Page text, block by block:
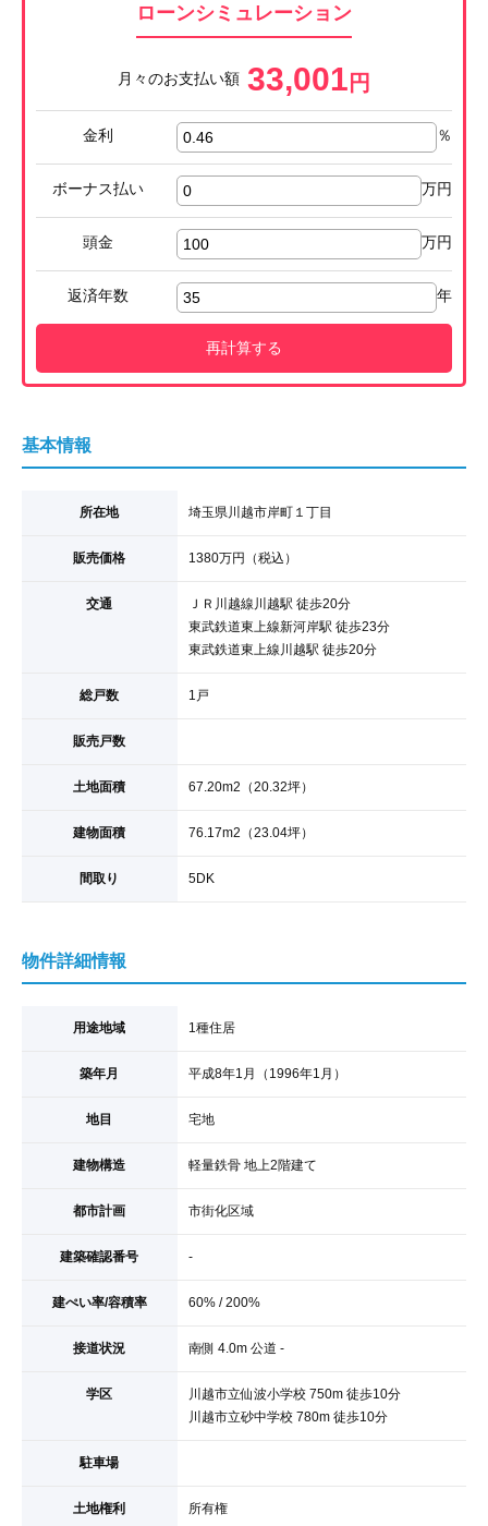
ローンシミュレーション
月々のお支払い額 33,001 円
金利 ％
ボーナス払い 万円
頭金 万円
返済年数 年
再計算する
基本情報
所在地 埼玉県川越市岸町１丁目
販売価格 1380万円 （税込）
交通 ＪＲ川越線 川越駅 徒歩20分
東武鉄道東上線新河岸駅 徒歩23分
東武鉄道東上線 川越駅 徒歩20分
総戸数 1戸
販売戸数
土地面積 67.20m2 （20.32坪）
建物面積 76.17m2 （23.04坪）
間取り 5DK
物件詳細情報
用途地域 1種住居
築年月 平成8年1月（1996年1月）
地目 宅地
建物構造 軽量鉄骨 地上2階建て
都市計画 市街化区域
建築確認番号 -
建ぺい率/容積率 60% / 200%
接道状況 南側 4.0m 公道 -
学区
川越市立仙波小学校 750m 徒歩10分
川越市立砂中学校 780m 徒歩10分
駐車場
土地権利 所有権